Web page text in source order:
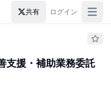
共有 ログイン
支援・補助業務委託